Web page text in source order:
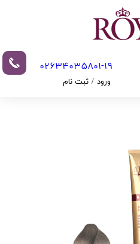
02634035801-19​​​​​​​​​​​​​​
ورود / ثبت نام